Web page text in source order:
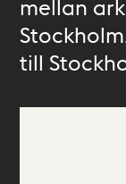
mellan
till